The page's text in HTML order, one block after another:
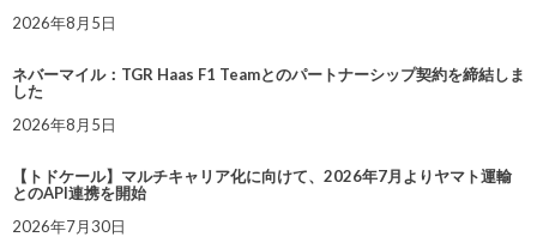
2026年8月5日
ネバーマイル：TGR Haas F1 Teamとのパートナーシップ契約を締結しま
した
2026年8月5日
【トドケール】マルチキャリア化に向けて、2026年7月よりヤマト運輸
とのAPI連携を開始
2026年7月30日